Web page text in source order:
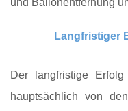
Langfristiger
Der langfristige
hauptsächlich von